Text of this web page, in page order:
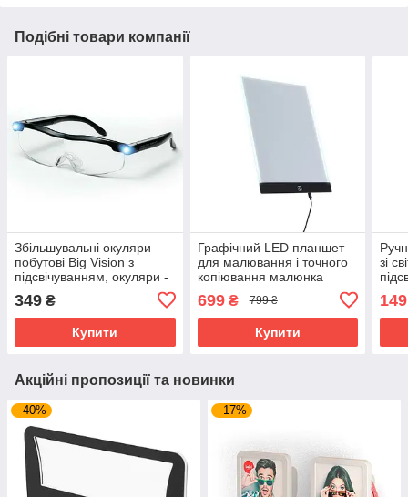
Подібні товари компанії
Збільшувальні окуляри
побутові Big Vision з
підсвічуванням, окуляри -
лупа для робіт з дрібними
предметами
349 ₴
Купити
Графічний LED планшет
для малювання і точного
копіювання малюнка
699₴ 799 ₴
Купити
зі
149
Акційні пропозиції та новинки
–40% –17%